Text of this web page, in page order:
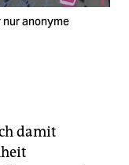
nur anonyme
damit